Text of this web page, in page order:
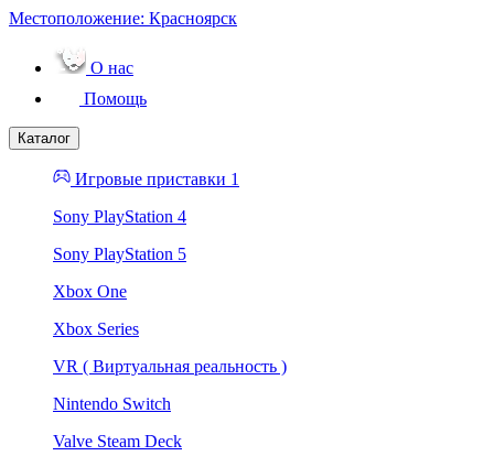
Местоположение: Красноярск
О нас
Помощь
Каталог
Игровые приставки 1
Sony PlayStation 4
Sony PlayStation 5
Xbox One
Xbox Series
VR ( Виртуальная реальность )
Nintendo Switch
Valve Steam Deck